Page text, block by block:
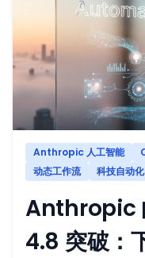
Anthropic 人工智能
动态工作流
科技自动化
Anthropic
4.8 突破：